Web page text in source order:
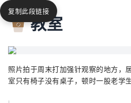
教室
照片拍于周末打加强针观察的地方，
室只有椅子没有桌子，顿时一股老学生
复制此段链接